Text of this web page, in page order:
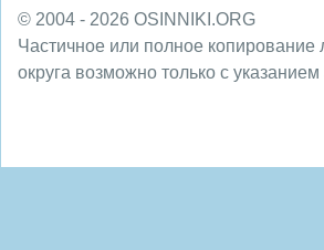
© 2004 - 2026 OSINNIKI.ORG
Частичное или полное
округа возможно только с